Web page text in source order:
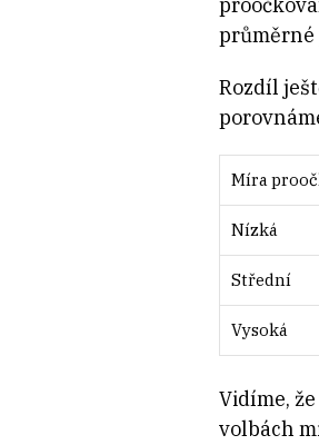
průměrné
Rozdíl
Míra
Nízká
Střední
Vysoká
Vidíme,
volbách